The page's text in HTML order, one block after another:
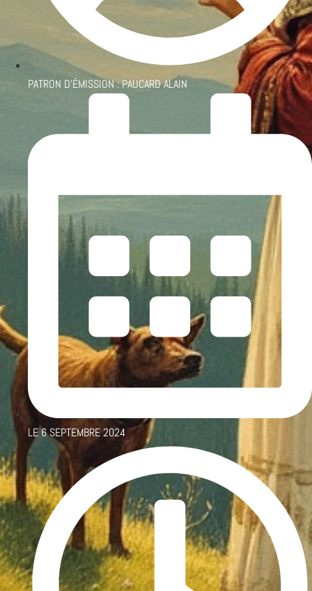
PATRON D'ÉMISSION :PAUCARD ALAIN
LE6 SEPTEMBRE 2024